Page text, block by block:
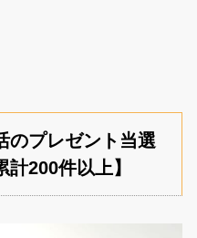
のプレゼント当選
200件以上】